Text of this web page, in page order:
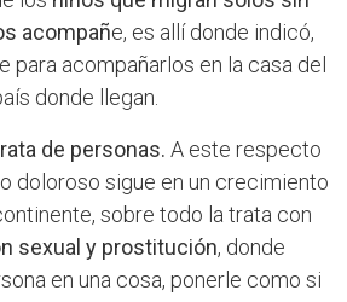
acompañe, es allí donde indicó,
para acompañarlos en la casa del
donde llegan.
de personas. A este respecto
doloroso sigue en un crecimiento
sobre todo la trata con
sexual y prostitución, donde
en una cosa, ponerle como si